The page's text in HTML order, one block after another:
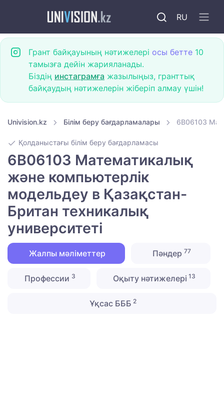
RU
Грант байқауының нәтижелері осы бетте 10
тамызға дейін жарияланады.
Біздің инстаграмға жазылыңыз, гранттық
байқаудың нәтижелерін жіберіп алмау үшін!
Univision.kz Білім беру бағдарламалары 6B06103
Қолданыстағы білім беру бағдарламасы
6B06103 Математикалық
және компьютерлік
модельдеу в Қазақстан-
Британ техникалық
университеті
Жалпы мәліметтер Пәндер 77
Профессии 3 Оқыту нәтижелері 13
Ұқсас БББ 2